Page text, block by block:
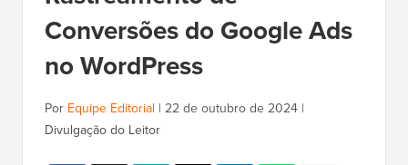
Conversões do Google Ads
no WordPress
Por Equipe Editorial | 22 de outubro de 2024 |
Divulgação do Leitor